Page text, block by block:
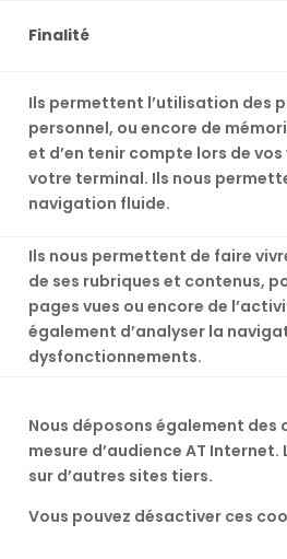
Finalité
Ils permettent l’utilisation des
personnel, ou encore de
et d’en tenir compte lors de
votre terminal. Ils nous
navigation fluide.
Ils nous permettent de faire
de ses rubriques et contenus,
pages vues ou encore de
également d’analyser la
dysfonctionnements.
Nous déposons également
mesure d’audience AT
sur d’autres sites tiers.
Vous pouvez désactiver ces